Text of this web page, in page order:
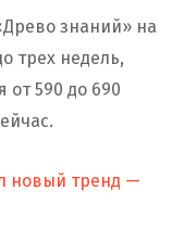
знаний» на
трех недель,
от 590 до 690
новый тренд —